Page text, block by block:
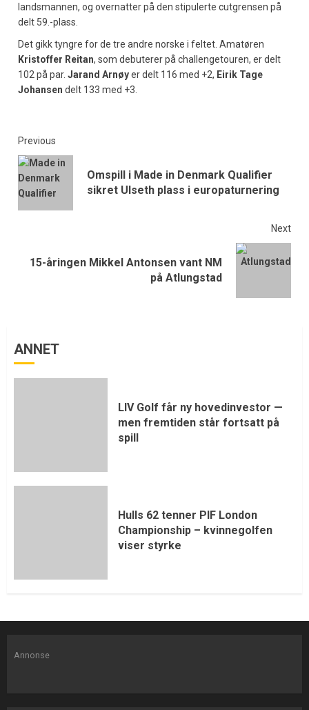
landsmannen, og overnatter på den stipulerte cutgrensen på
delt 59.-plass.
Det gikk tyngre for de tre andre norske i feltet. Amatøren
Kristoffer Reitan, som debuterer på challengetouren, er delt
102 på par. Jarand Arnøyer delt 116 med +2, Eirik Tage
Johansen delt 133 med +3.
Previous
Omspill i Made in Denmark Qualifier
sikret Ulseth plass i europaturnering
Next
15-åringen Mikkel Antonsen vant NM
på Atlungstad
ANNET
LIV Golf får ny hovedinvestor —
men fremtiden står fortsatt på
spill
Hulls 62 tenner PIF London
Championship – kvinnegolfen
viser styrke
Annonse